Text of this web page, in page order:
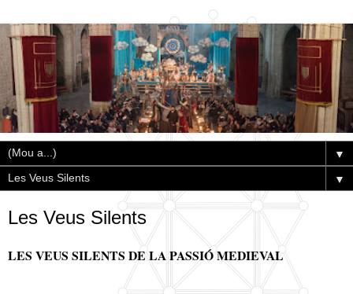
▼
▼
Les Veus Silents
LES VEUS SILENTS DE LA PASSIÓ MEDIEVAL